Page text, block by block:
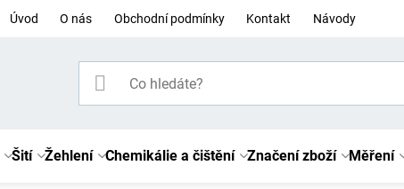
Úvod O nás Obchodní podmínky Kontakt Návody
Šití Žehlení Chemikálie a čištění Značení zboží Měření